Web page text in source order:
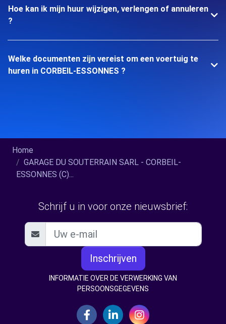
Hoe kan ik mijn huur wijzigen, verlengen of annuleren
?
Welke documenten zijn vereist om een voertuig te
huren in CORBEIL-ESSONNES ?
Home
GARAGE DU SOUTERRAIN SARL - CORBEIL-
ESSONNES (C)...
Schrijf u in voor onze nieuwsbrief:
Inschrijven
INFORMATIE OVER DE VERWERKING VAN
PERSOONSGEGEVENS